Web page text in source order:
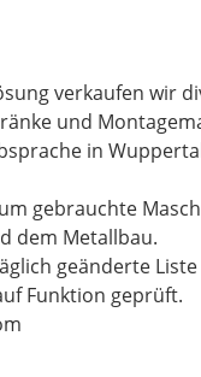
verkaufen wir
und
in
gebrauchte
dem Metallbau.
geänderte Liste
Funktion geprüft.